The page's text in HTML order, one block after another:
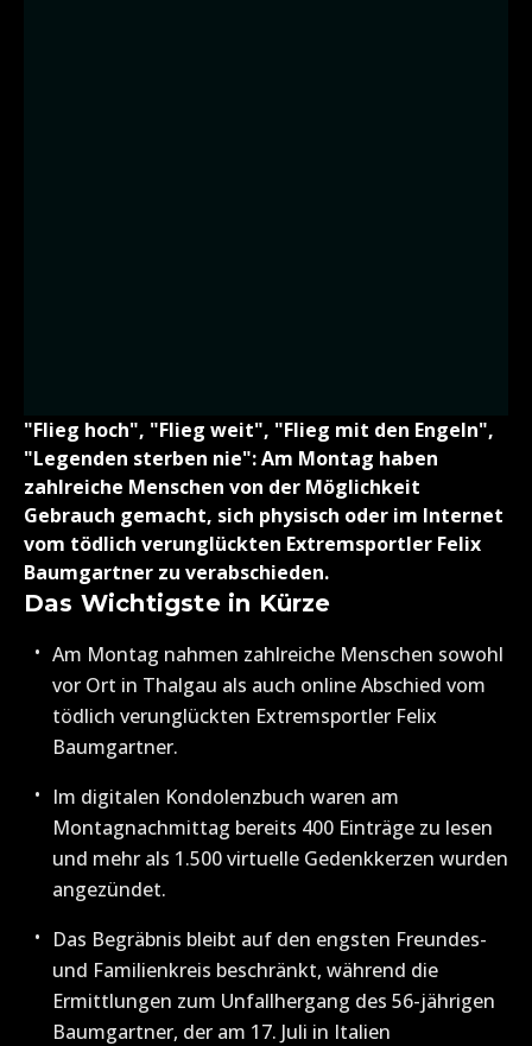
"Flieg hoch", "Flieg weit", "Flieg mit den Engeln",
"Legenden sterben nie": Am Montag haben
zahlreiche Menschen von der Möglichkeit
Gebrauch gemacht, sich physisch oder im Internet
vom tödlich verunglückten Extremsportler Felix
Baumgartner zu verabschieden.
Das Wichtigste in Kürze
Am Montag nahmen zahlreiche Menschen sowohl
vor Ort in Thalgau als auch online Abschied vom
tödlich verunglückten Extremsportler Felix
Baumgartner.
Im digitalen Kondolenzbuch waren am
Montagnachmittag bereits 400 Einträge zu lesen
und mehr als 1.500 virtuelle Gedenkkerzen wurden
angezündet.
Das Begräbnis bleibt auf den engsten Freundes-
und Familienkreis beschränkt, während die
Ermittlungen zum Unfallhergang des 56-jährigen
Baumgartner, der am 17. Juli in Italien